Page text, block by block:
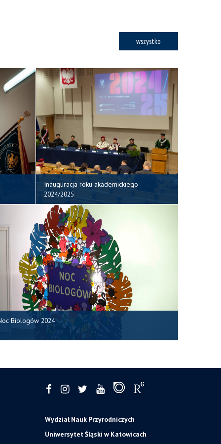
wszystko
Inauguracja roku akademickiego
2024/2025
Biologów 2024
Wydział Nauk Przyrodniczych
Uniwersytet Śląski w Katowicach